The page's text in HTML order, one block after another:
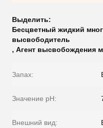
Выделить:
Бесцветный жидкий
высвободитель
, Агент высвобождения
Запах:
Значение pH:
Внешний вид: